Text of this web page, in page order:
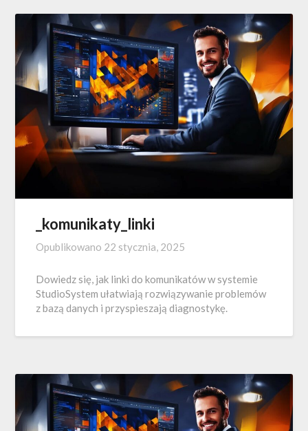
_komunikaty_linki
Opublikowano 22 stycznia, 2025
Dowiedz się, jak linki do komunikatów w systemie
StudioSystem ułatwiają rozwiązywanie problemów
z bazą danych i przyspieszają diagnostykę.